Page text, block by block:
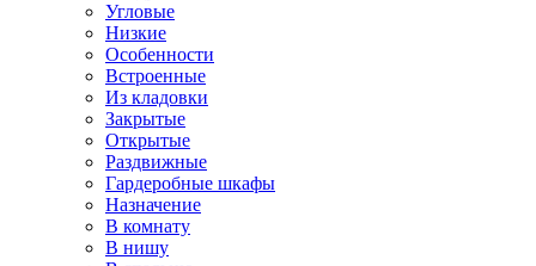
Угловые
Низкие
Особенности
Встроенные
Из кладовки
Закрытые
Открытые
Раздвижные
Гардеробные шкафы
Назначение
В комнату
В нишу